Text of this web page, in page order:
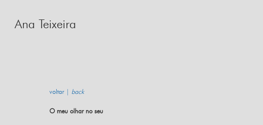
contentAna Teixeira
voltar | back
O meu olhar no seu